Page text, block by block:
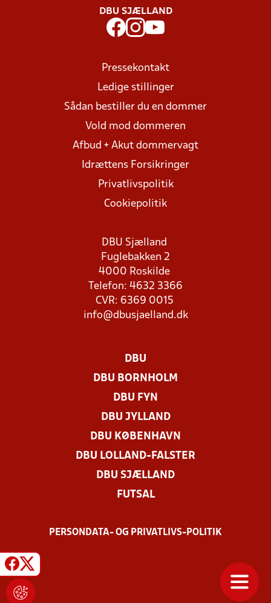
DBU SJÆLLAND
Pressekontakt
Ledige stillinger
Sådan bestiller du en dommer
Vold mod dommeren
Afbud + Akut dommervagt
Idrættens Forsikringer
Privatlivspolitik
Cookiepolitik
DBU Sjælland
Fuglebakken 2
4000 Roskilde
Telefon: 4632 3366
CVR: 6369 0015
info@dbusjaelland.dk
DBU
DBU BORNHOLM
DBU FYN
DBU JYLLAND
DBU KØBENHAVN
DBU LOLLAND-FALSTER
DBU SJÆLLAND
FUTSAL
PERSONDATA- OG PRIVATLIVS-POLITIK